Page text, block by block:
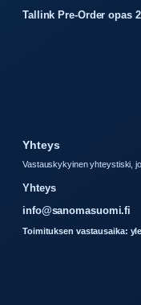
Tallink Pre-Order opas
Yhteys
Vastauskykyinen yhteystiski,
Yhteys
info@sanomasuomi.fi
Toimituksen vastausaika: